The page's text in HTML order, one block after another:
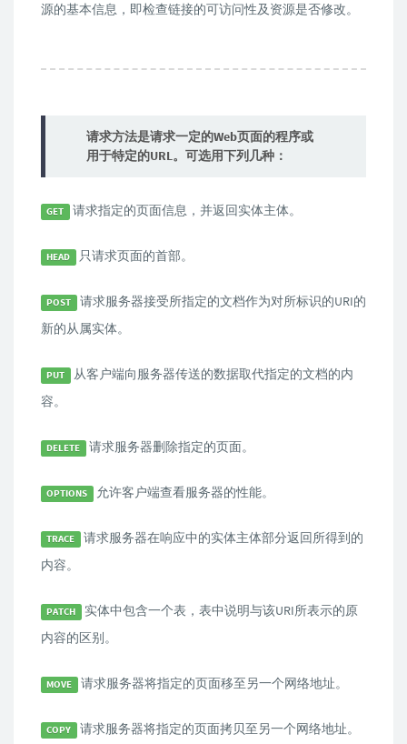
源的基本信息，即检查链接的可访问性及资源是否修改。
请求方法是请求一定的Web页面的程序或
用于特定的URL。可选用下列几种：
GET 请求指定的页面信息，并返回实体主体。
HEAD 只请求页面的首部。
POST 请求服务器接受所指定的文档作为对所标识的URI的
新的从属实体。
PUT 从客户端向服务器传送的数据取代指定的文档的内
容。
DELETE 请求服务器删除指定的页面。
OPTIONS 允许客户端查看服务器的性能。
TRACE 请求服务器在响应中的实体主体部分返回所得到的
内容。
PATCH 实体中包含一个表，表中说明与该URI所表示的原
内容的区别。
MOVE 请求服务器将指定的页面移至另一个网络地址。
COPY 请求服务器将指定的页面拷贝至另一个网络地址。